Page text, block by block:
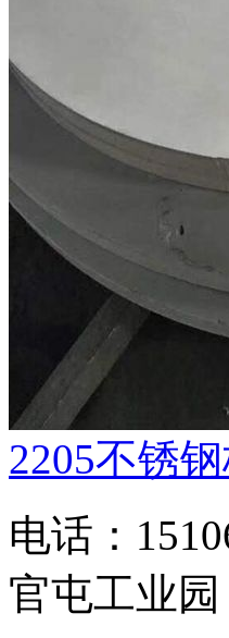
2205不锈
电话：
官屯工业园